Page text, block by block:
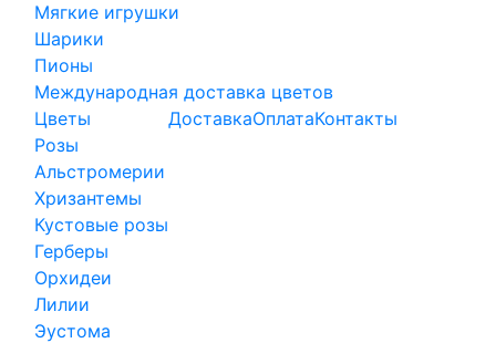
Мягкие игрушки
Шарики
Пионы
Международная доставка цветов
Цветы
Розы
Альстромерии
Хризантемы
Кустовые розы
Герберы
Орхидеи
Лилии
Эустома
ДоставкаОплатаКонтакты